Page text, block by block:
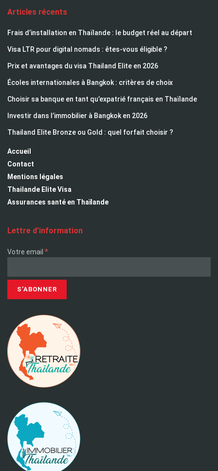
Articles récents
Frais d’installation en Thaïlande : le budget réel au départ
Visa LTR pour digital nomads : êtes-vous éligible ?
Prix et avantages du visa Thailand Elite en 2026
Écoles internationales à Bangkok : critères de choix
Choisir sa banque en tant qu’expatrié français en Thaïlande
Investir dans l’immobilier à Bangkok en 2026
Thailand Elite Bronze ou Gold : quel forfait choisir ?
Accueil
Contact
Mentions légales
Thailande Elite Visa
Assurances santé en Thaïlande
Lettre d’information
Votre email *